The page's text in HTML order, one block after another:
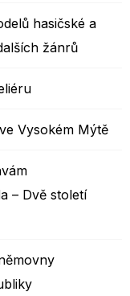
hasičské a
žánrů
Vysokém Mýtě
– Dvě století